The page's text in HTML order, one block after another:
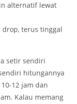
alternatif lewat
drop, terus tinggal
setir sendiri
hitungannya
12 jam dan
Kalau memang